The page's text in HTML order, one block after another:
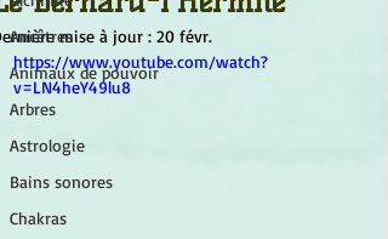
Ancêtres
Animaux de pouvoir
Arbres
Astrologie
Bains sonores
Chakras
mise à jour : 20 févr.
https://www.youtube.com/watch?
v=LN4heY49lu8